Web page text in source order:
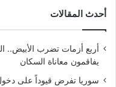
أحدث المقالات
أربع أزمات تضرب الأبيض..
يفاقمون معاناة السكان
سوريا تفرض قيوداً على